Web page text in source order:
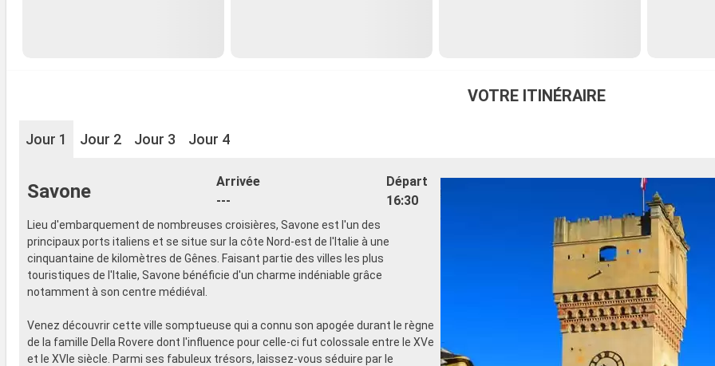
VOTRE ITINÉRAIRE
Jour 1 Jour 2 Jour 3 Jour 4
Savone
Arrivée
---
Départ
16:30
Lieu d'embarquement de nombreuses croisières, Savone est l'un des
principaux ports italiens et se situe sur la côte Nord-est de l'Italie à une
cinquantaine de kilomètres de Gênes. Faisant partie des villes les plus
touristiques de l'Italie, Savone bénéficie d'un charme indéniable grâce
notamment à son centre médiéval.
Venez découvrir cette ville somptueuse qui a connu son apogée durant le règne
de la famille Della Rovere dont l'influence pour celle-ci fut colossale entre le XVe
et le XVIe siècle. Parmi ses fabuleux trésors, laissez-vous séduire par le